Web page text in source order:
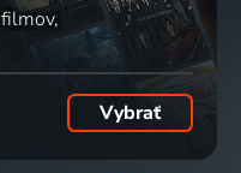
filmov
Vybrať